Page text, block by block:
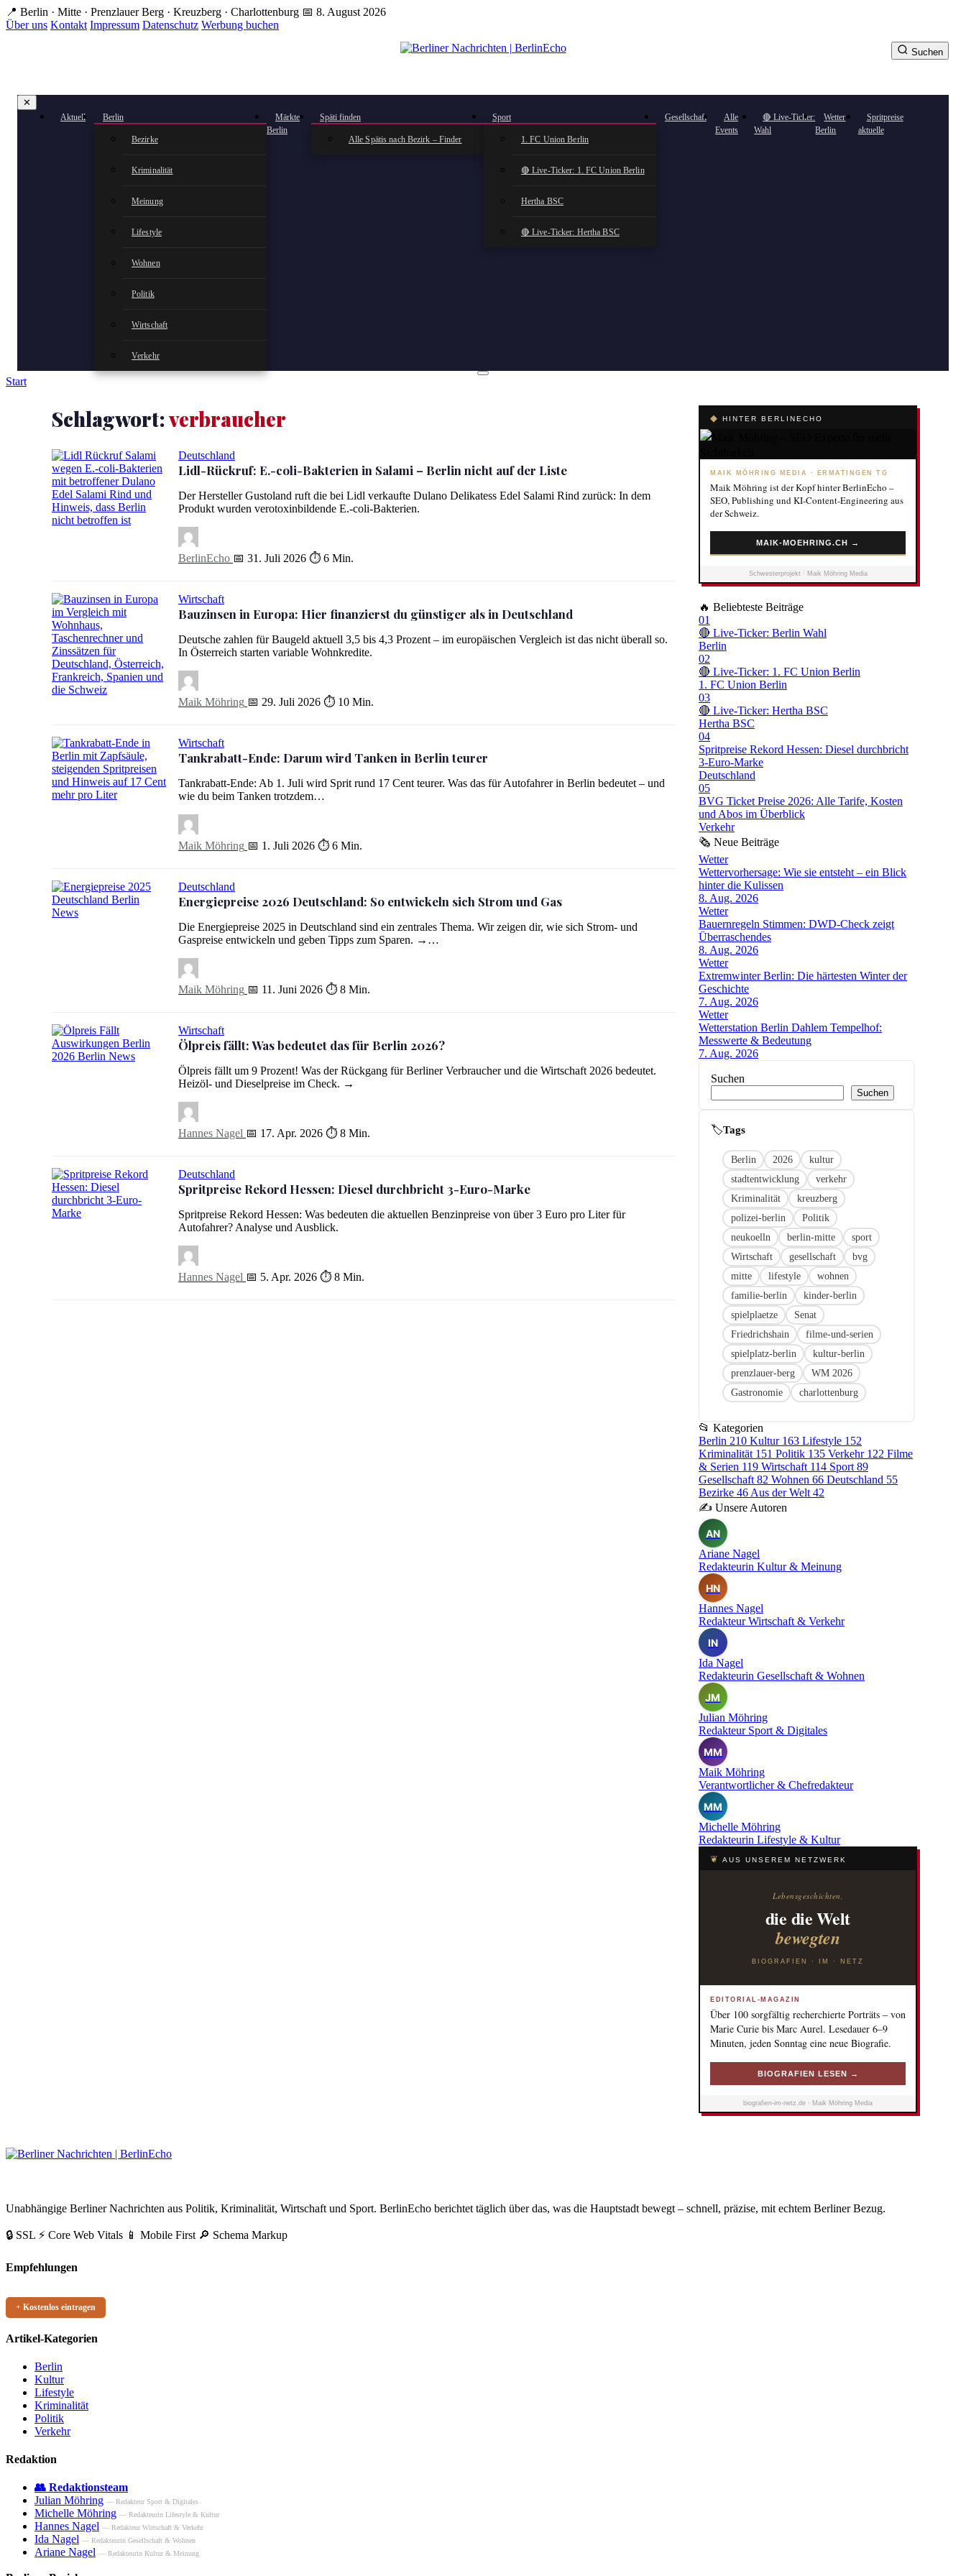
Zum
Hauptinhalt
📍 Berlin · Mitte · Prenzlauer Berg · Kreuzberg · Charlottenburg 📅 8. August 2026
Über uns Kontakt Impressum Datenschutz Werbung buchen
✕
Aktuell Berlin
Bezirke
Kriminalität
Meinung
Lifestyle
Wohnen
Politik
Wirtschaft
Verkehr
Märkte
Berlin
Späti finden
Alle Spätis nach Bezirk – Finder
Sport
1. FC Union Berlin
🔴 Live-Ticker: 1. FC Union Berlin
Hertha BSC
🔴 Live-Ticker: Hertha BSC
Gesellschaft
Alle
Events
🔴 Live-Ticker:
Wahl
Wetter
Berlin
Spritpreise
aktuelle
Suchen
Start
Schlagwort:verbraucher
Lidl-Rückruf: E.-coli-Bakterien in Salami – Berlin nicht auf der Liste
Deutschland
Lidl-Rückruf: E.-coli-Bakterien in Salami – Berlin nicht auf der Liste
Der Hersteller Gustoland ruft die bei Lidl verkaufte Dulano Delikatess Edel Salami Rind zurück: In dem
Produkt wurden verotoxinbildende E.-coli-Bakterien.
BerlinEcho 📅 31. Juli 2026 ⏱ 6 Min.
Bauzinsen in Europa: Hier finanzierst du günstiger als in Deutschland
Wirtschaft
Bauzinsen in Europa: Hier finanzierst du günstiger als in Deutschland
Deutsche zahlen für Baugeld aktuell 3,5 bis 4,3 Prozent – im europäischen Vergleich ist das nicht überall so.
In Österreich starten variable Wohnkredite.
Maik Möhring 📅 29. Juli 2026 ⏱ 10 Min.
Wirtschaft
Tankrabatt-Ende: Darum wird Tanken in Berlin teurer
Tankrabatt-Ende: Ab 1. Juli wird Sprit rund 17 Cent teurer. Was das für Autofahrer in Berlin bedeutet – und
wie du beim Tanken trotzdem…
Maik Möhring 📅 1. Juli 2026 ⏱ 6 Min.
Energiepreise 2026 Deutschland: So entwickeln sich Strom und Gas
Deutschland
Energiepreise 2026 Deutschland: So entwickeln sich Strom und Gas
Die Energiepreise 2025 in Deutschland sind ein zentrales Thema. Wir zeigen dir, wie sich Strom- und
Gaspreise entwickeln und geben Tipps zum Sparen. →…
Maik Möhring 📅 11. Juni 2026 ⏱ 8 Min.
Ölpreis fällt: Was bedeutet das für Berlin 2026?
Wirtschaft
Ölpreis fällt: Was bedeutet das für Berlin 2026?
Ölpreis fällt um 9 Prozent! Was der Rückgang für Berliner Verbraucher und die Wirtschaft 2026 bedeutet.
Heizöl- und Dieselpreise im Check. →
Hannes Nagel 📅 17. Apr. 2026 ⏱ 8 Min.
Spritpreise Rekord Hessen: Diesel durchbricht 3-Euro-Marke
Deutschland
Spritpreise Rekord Hessen: Diesel durchbricht 3-Euro-Marke
Spritpreise Rekord Hessen: Was bedeuten die aktuellen Benzinpreise von über 3 Euro pro Liter für
Autofahrer? Analyse und Ausblick.
Hannes Nagel 📅 5. Apr. 2026 ⏱ 8 Min.
◆ HINTER BERLINECHO
MAIK MÖHRING MEDIA · ERMATINGEN TG
Maik Möhring ist der Kopf hinter BerlinEcho –
SEO, Publishing und KI-Content-Engineering aus
der Schweiz.
MAIK-MOEHRING.CH →
Schwesterprojekt · Maik Möhring Media
🔥 Beliebteste Beiträge
01
🔴 Live-Ticker: Berlin Wahl
Berlin
02
🔴 Live-Ticker: 1. FC Union Berlin
1. FC Union Berlin
03
🔴 Live-Ticker: Hertha BSC
Hertha BSC
04
Spritpreise Rekord Hessen: Diesel durchbricht
3-Euro-Marke
Deutschland
05
BVG Ticket Preise 2026: Alle Tarife, Kosten
und Abos im Überblick
Verkehr
🗞 Neue Beiträge
Wetter
Wettervorhersage: Wie sie entsteht – ein Blick
hinter die Kulissen
8. Aug. 2026
Wetter
Bauernregeln Stimmen: DWD-Check zeigt
Überraschendes
8. Aug. 2026
Wetter
Extremwinter Berlin: Die härtesten Winter der
Geschichte
7. Aug. 2026
Wetter
Wetterstation Berlin Dahlem Tempelhof:
Messwerte & Bedeutung
7. Aug. 2026
Suchen
Suchen
🏷
Berlin 2026Linkkultur
stadtentwicklung
verkehr
Kriminalität
kreuzberg
polizei-berlin
Politik
neukoelln
berlin-mitte
sport
Wirtschaft
gesellschaft
bvg
mitte
lifestyle
wohnen
familie-berlin
kinder-berlin
spielplaetze
Senat
Friedrichshain
filme-und-serien
spielplatz-berlin
kultur-berlin
prenzlauer-berg
WM 2026
Gastronomie
charlottenburg
📂 Kategorien
Berlin 210 Kultur 163 Lifestyle 152
Kriminalität 151 Politik 135 Verkehr 122 Filme
& Serien 119 Wirtschaft 114 Sport 89
Gesellschaft 82 Wohnen 66 Deutschland 55
Bezirke 46 Aus der Welt 42
✍ Unsere Autoren
AN
Ariane Nagel
Redakteurin Kultur & Meinung
HN
Hannes Nagel
Redakteur Wirtschaft & Verkehr
IN
Ida Nagel
Redakteurin Gesellschaft & Wohnen
JM
Julian Möhring
Redakteur Sport & Digitales
MM
Maik Möhring
Verantwortlicher & Chefredakteur
MM
Michelle Möhring
Redakteurin Lifestyle & Kultur
❦ AUS UNSEREM NETZWERK
Lebensgeschichten,
die die Welt
bewegten
BIOGRAFIEN · IM · NETZ
EDITORIAL-MAGAZIN
Über 100 sorgfältig recherchierte Porträts – von
Marie Curie bis Marc Aurel. Lesedauer 6–9
Minuten, jeden Sonntag eine neue Biografie.
BIOGRAFIEN LESEN →
biografien-im-netz.de · Maik Möhring Media
Unabhängige Berliner Nachrichten aus Politik, Kriminalität, Wirtschaft und Sport. BerlinEcho berichtet täglich über das, was die Hauptstadt bewegt – schnell, präzise, mit echtem Berliner Bezug.
🔒 SSL ⚡ Core Web Vitals 📱 Mobile First 🔎 Schema Markup
Empfehlungen
+ Kostenlos eintragen
Artikel-Kategorien
Berlin
Kultur
Lifestyle
Kriminalität
Politik
Verkehr
Redaktion
👥 Redaktionsteam
Julian Möhring — Redakteur Sport & Digitales
Michelle Möhring — Redakteurin Lifestyle & Kultur
Hannes Nagel — Redakteur Wirtschaft & Verkehr
Ida Nagel — Redakteurin Gesellschaft & Wohnen
Ariane Nagel — Redakteurin Kultur & Meinung